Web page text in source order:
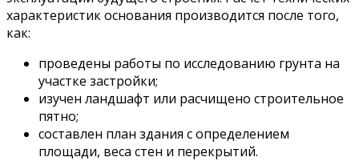
характеристик основания производится после того,
как:
проведены работы по исследованию грунта на
участке застройки;
изучен ландшафт или расчищено строительное
пятно;
составлен план здания с определением
площади, веса стен и перекрытий.